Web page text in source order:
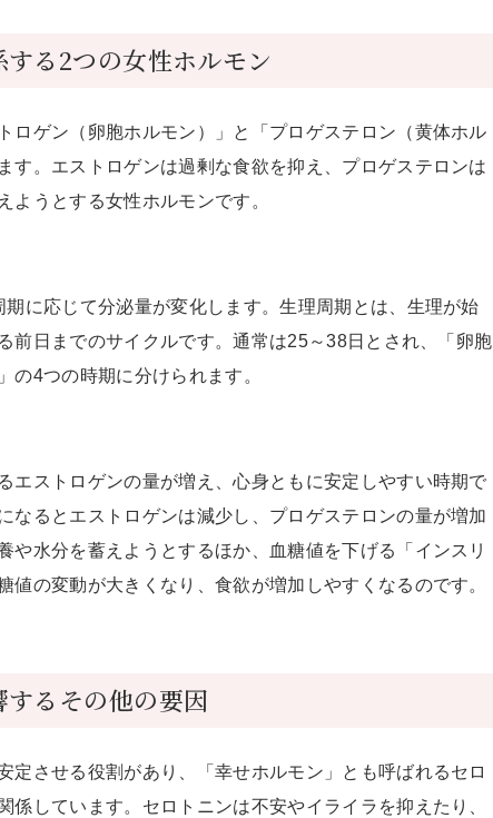
る2つの女性ホルモン
ロゲン（卵胞ホルモン）」と「プロゲステロン（黄体ホル
す。エストロゲンは過剰な食欲を抑え、プロゲステロンは
ようとする女性ホルモンです。
に応じて分泌量が変化します。生理周期とは、生理が始
前日までのサイクルです。通常は25～38日とされ、「卵胞
の4つの時期に分けられます。
エストロゲンの量が増え、心身ともに安定しやすい時期で
なるとエストロゲンは減少し、プロゲステロンの量が増加
や水分を蓄えようとするほか、血糖値を下げる「インスリ
値の変動が大きくなり、食欲が増加しやすくなるのです。
るその他の要因
定させる役割があり、「幸せホルモン」とも呼ばれるセロ
係しています。セロトニンは不安やイライラを抑えたり、